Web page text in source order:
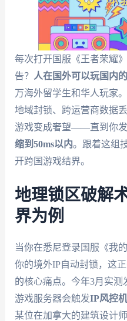
每次打开国服《王者荣耀
告？ 人在国外可以玩国内的
万海外留学生和华人玩家
地域封锁、跨运营商数据
游戏变成奢望——直到你
缩到50ms以内。跟着这组
开跨国游戏结界。
地理锁区破解
界为例
当你在悉尼登录国服《我
你的境外IP自动封锁，这
的核心痛点。今年3月实
游戏服务器会触发IP风控
某位在加拿大的建筑设计